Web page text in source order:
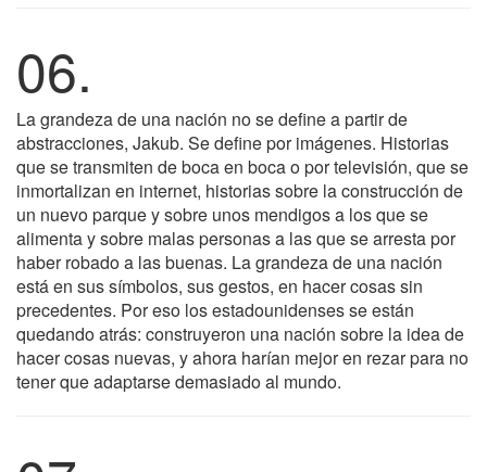
06.
La grandeza de una nación no se define a partir de
abstracciones, Jakub. Se define por imágenes. Historias
que se transmiten de boca en boca o por televisión, que se
inmortalizan en internet, historias sobre la construcción de
un nuevo parque y sobre unos mendigos a los que se
alimenta y sobre malas personas a las que se arresta por
haber robado a las buenas. La grandeza de una nación
está en sus símbolos, sus gestos, en hacer cosas sin
precedentes. Por eso los estadounidenses se están
quedando atrás: construyeron una nación sobre la idea de
hacer cosas nuevas, y ahora harían mejor en rezar para no
tener que adaptarse demasiado al mundo.